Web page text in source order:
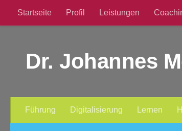
Zum Inhalt springen
Startseite Profil Leistungen
Dr. Johannes
Führung Digitalisierung Lernen